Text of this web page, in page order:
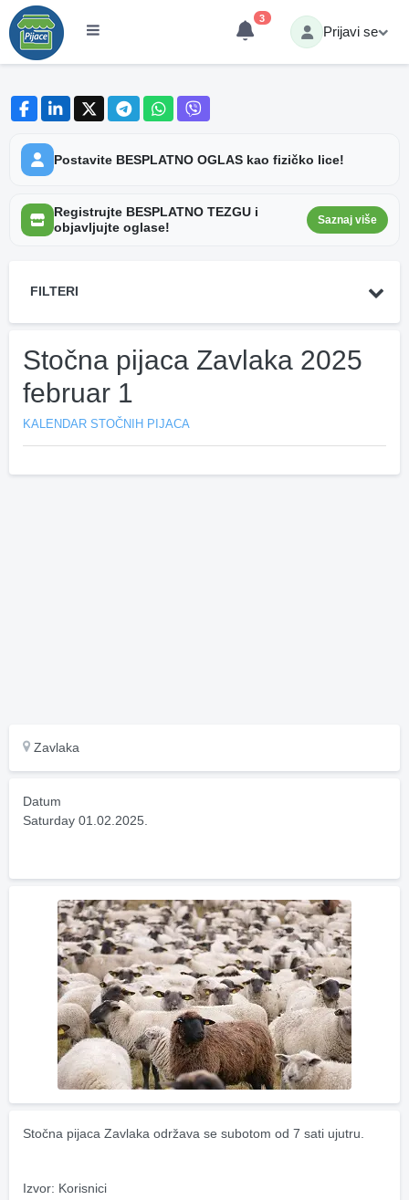
3
Prijavi se
Postavite BESPLATNO OGLAS kao fizičko lice!
Registrujte BESPLATNO TEZGU i
objavljujte oglase!
Saznaj više
FILTERI
Stočna pijaca Zavlaka 2025
februar 1
KALENDAR STOČNIH PIJACA
Zavlaka
Datum
Saturday 01.02.2025.
Stočna pijaca Zavlaka održava se subotom od 7 sati ujutru.
Izvor: Korisnici